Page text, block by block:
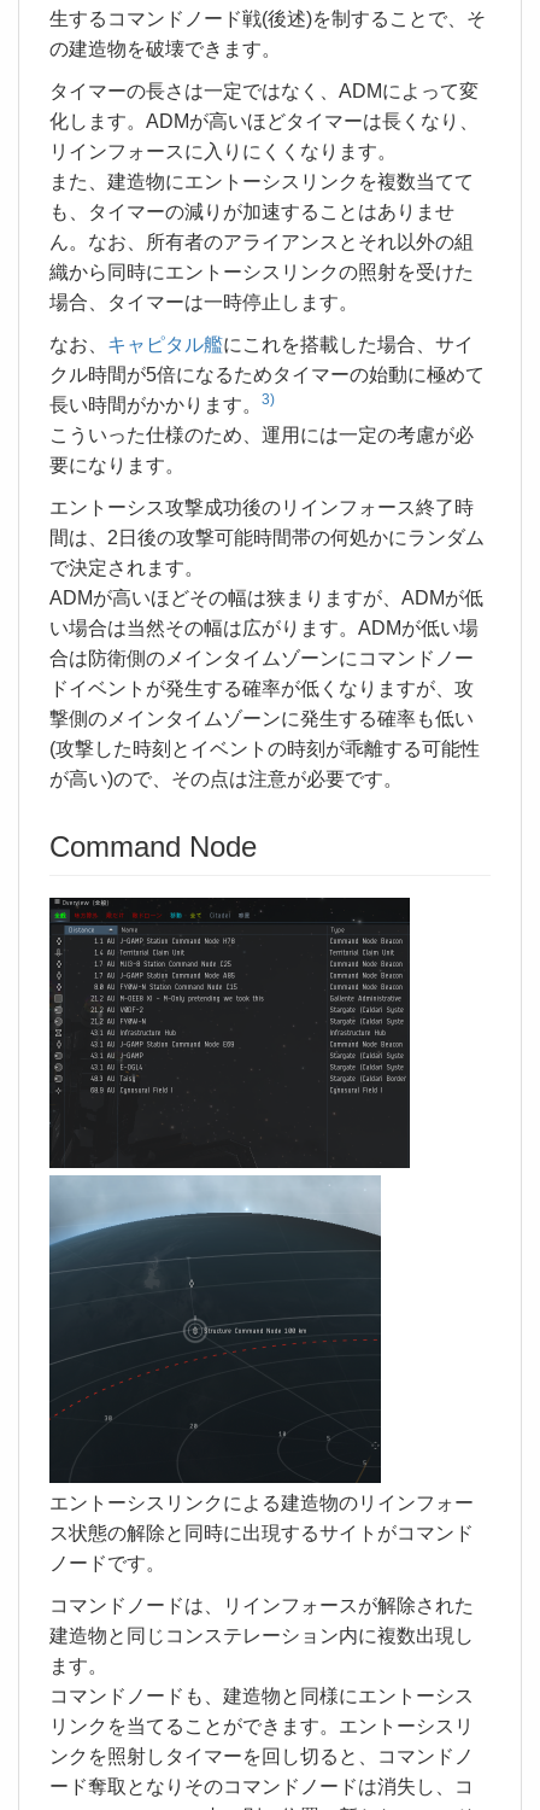
生するコマンドノード戦(後述)を制することで、そ
の建造物を破壊できます。
タイマーの長さは一定ではなく、ADMによって変
化します。ADMが高いほどタイマーは長くなり、
リインフォースに入りにくくなります。
また、建造物にエントーシスリンクを複数当てて
も、タイマーの減りが加速することはありませ
ん。なお、所有者のアライアンスとそれ以外の組
織から同時にエントーシスリンクの照射を受けた
場合、タイマーは一時停止します。
なお、 キャピタル艦にこれを搭載した場合、サイ
クル時間が5倍になるためタイマーの始動に極めて
長い時間がかかります。
3)
こういった仕様のため、運用には一定の考慮が必
要になります。
エントーシス攻撃成功後のリインフォース終了時
間は、2日後の攻撃可能時間帯の何処かにランダム
で決定されます。
ADMが高いほどその幅は狭まりますが、ADMが低
い場合は当然その幅は広がります。ADMが低い場
合は防衛側のメインタイムゾーンにコマンドノー
ドイベントが発生する確率が低くなりますが、攻
撃側のメインタイムゾーンに発生する確率も低い
(攻撃した時刻とイベントの時刻が乖離する可能性
が高い)ので、その点は注意が必要です。
Command Node
エントーシスリンクによる建造物のリインフォー
ス状態の解除と同時に出現するサイトがコマンド
ノードです。
コマンドノードは、リインフォースが解除された
建造物と同じコンステレーション内に複数出現し
ます。
コマンドノードも、建造物と同様にエントーシス
リンクを当てることができます。エントーシスリ
ンクを照射しタイマーを回し切ると、コマンドノ
ード奪取となりそのコマンドノードは消失し、コ